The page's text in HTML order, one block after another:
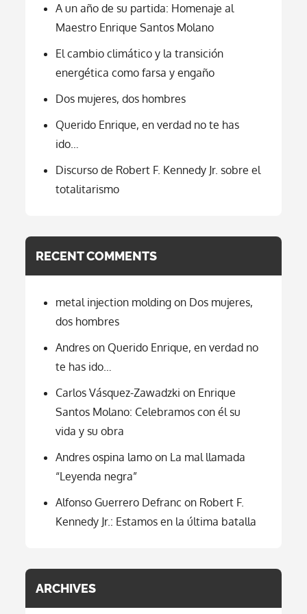
A un año de su partida: Homenaje al
Maestro Enrique Santos Molano
El cambio climático y la transición
energética como farsa y engaño
Dos mujeres, dos hombres
Querido Enrique, en verdad no te has
ido…
Discurso de Robert F. Kennedy Jr. sobre el
totalitarismo
RECENT COMMENTS
metal injection molding on Dos mujeres,
dos hombres
Andres on Querido Enrique, en verdad no
te has ido…
Carlos Vásquez-Zawadzki on Enrique
Santos Molano: Celebramos con él su
vida y su obra
Andres ospina lamo on La mal llamada
“Leyenda negra”
Alfonso Guerrero Defranc on Robert F.
Kennedy Jr.: Estamos en la última batalla
ARCHIVES